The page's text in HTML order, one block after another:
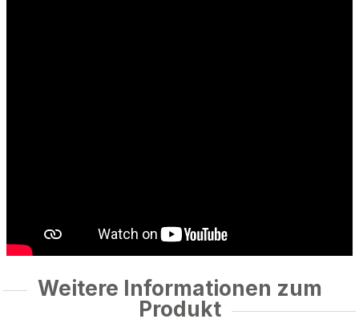
Weitere Informationen zum
Produkt